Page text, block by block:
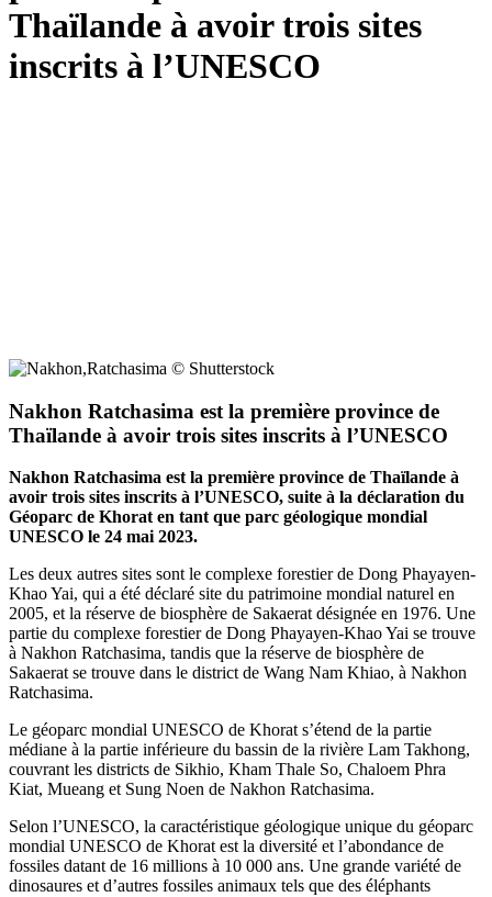
Thaïlande à avoir trois sites
inscrits à l’UNESCO
Nakhon Ratchasima est la première province de
Thaïlande à avoir trois sites inscrits à l’UNESCO
Nakhon Ratchasima est la première province de Thaïlande à
avoir trois sites inscrits à l’UNESCO, suite à la déclaration du
Géoparc de Khorat en tant que parc géologique mondial
UNESCO le 24 mai 2023.
Les deux autres sites sont le complexe forestier de Dong Phayayen-
Khao Yai, qui a été déclaré site du patrimoine mondial naturel en
2005, et la réserve de biosphère de Sakaerat désignée en 1976. Une
partie du complexe forestier de Dong Phayayen-Khao Yai se trouve
à Nakhon Ratchasima, tandis que la réserve de biosphère de
Sakaerat se trouve dans le district de Wang Nam Khiao, à Nakhon
Ratchasima.
Le géoparc mondial UNESCO de Khorat s’étend de la partie
médiane à la partie inférieure du bassin de la rivière Lam Takhong,
couvrant les districts de Sikhio, Kham Thale So, Chaloem Phra
Kiat, Mueang et Sung Noen de Nakhon Ratchasima.
Selon l’UNESCO, la caractéristique géologique unique du géoparc
mondial UNESCO de Khorat est la diversité et l’abondance de
fossiles datant de 16 millions à 10 000 ans. Une grande variété de
dinosaures et d’autres fossiles animaux tels que des éléphants